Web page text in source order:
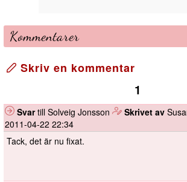
Kommentarer
Skriv en kommentar
1
Svartill Solveig Jonsson Skrivet av
2011-04-22 22:34
Tack, det är nu fixat.